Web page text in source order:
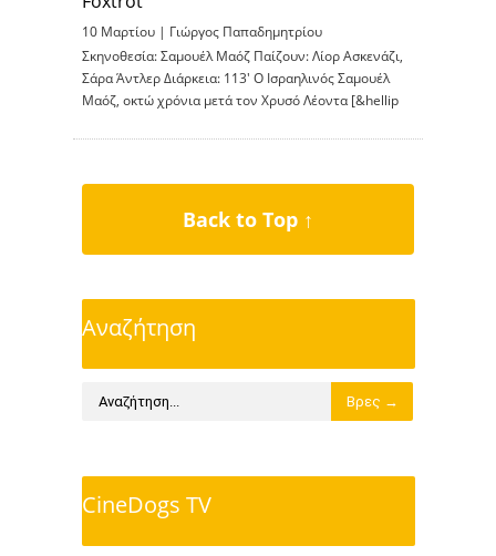
10 Μαρτίου | Γιώργος Παπαδημητρίου
Σκηνοθεσία: Σαμουέλ Μαόζ Παίζουν: Λίορ Ασκενάζι,
Σάρα Άντλερ Διάρκεια: 113′ Ο Ισραηλινός Σαμουέλ
Μαόζ, οκτώ χρόνια μετά τον Χρυσό Λέοντα [&hellip
Back to Top ↑
Αναζήτηση
CineDogs TV